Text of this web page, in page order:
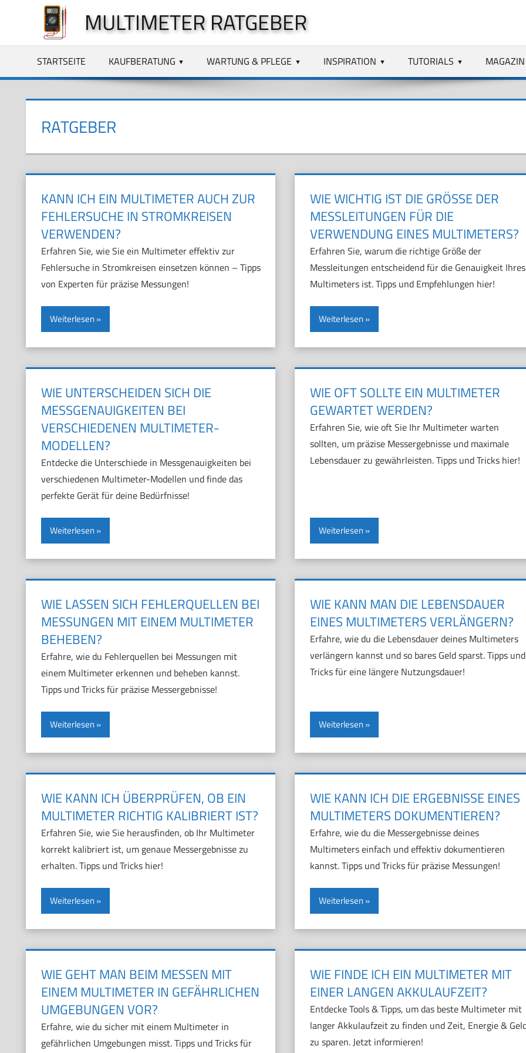
springen
MULTIMETER RATGEBER
STARTSEITE KAUFBERATUNG WARTUNG & PFLEGE INSPIRATION TUTORIALS MAGAZIN
RATGEBER
KANN ICH EIN MULTIMETER AUCH ZUR
FEHLERSUCHE IN STROMKREISEN
VERWENDEN?
Erfahren Sie, wie Sie ein Multimeter effektiv zur
Fehlersuche in Stromkreisen einsetzen können – Tipps
von Experten für präzise Messungen!
Weiterlesen
WIE WICHTIG IST DIE GRÖSSE DER M
ESSLEITUNGEN FÜR DIE V
ERWENDUNG EINES MULTIMETERS?
Erfahren Sie, warum die richtige Größe der
Messleitungen entscheidend für die Genauigkeit Ihres
Multimeters ist. Tipps und Empfehlungen hier!
Weiterlesen
WIE UNTERSCHEIDEN SICH DIE
MESSGENAUIGKEITEN BEI
VERSCHIEDENEN MULTIMETER-
MODELLEN?
Entdecke die Unterschiede in Messgenauigkeiten bei
verschiedenen Multimeter-Modellen und finde das
perfekte Gerät für deine Bedürfnisse!
Weiterlesen
WIE OFT SOLLTE EIN MULTIMETER
GEWARTET WERDEN?
Erfahren Sie, wie oft Sie Ihr Multimeter warten
sollten, um präzise Messergebnisse und maximale
Lebensdauer zu gewährleisten. Tipps und Tricks hier!
Weiterlesen
WIE LASSEN SICH FEHLERQUELLEN BEI
MESSUNGEN MIT EINEM MULTIMETER
BEHEBEN?
Erfahre, wie du Fehlerquellen bei Messungen mit
einem Multimeter erkennen und beheben kannst.
Tipps und Tricks für präzise Messergebnisse!
Weiterlesen
WIE KANN MAN DIE LEBENSDAUER
EINES MULTIMETERS VERLÄNGERN?
Erfahre, wie du die Lebensdauer deines Multimeters
verlängern kannst und so bares Geld sparst. Tipps und
Tricks für eine längere Nutzungsdauer!
Weiterlesen
WIE KANN ICH ÜBERPRÜFEN, OB EIN
MULTIMETER RICHTIG KALIBRIERT IST?
Erfahren Sie, wie Sie herausfinden, ob Ihr Multimeter
korrekt kalibriert ist, um genaue Messergebnisse zu
erhalten. Tipps und Tricks hier!
Weiterlesen
WIE KANN ICH DIE ERGEBNISSE EINES
MULTIMETERS DOKUMENTIEREN?
Erfahre, wie du die Messergebnisse deines
Multimeters einfach und effektiv dokumentieren
kannst. Tipps und Tricks für präzise Messungen!
Weiterlesen
WIE GEHT MAN BEIM MESSEN MIT
EINEM MULTIMETER IN GEFÄHRLICHEN
UMGEBUNGEN VOR?
Erfahre, wie du sicher mit einem Multimeter in
gefährlichen Umgebungen misst. Tipps und Tricks für
WIE FINDE ICH EIN MULTIMETER MIT
EINER LANGEN AKKULAUFZEIT?
Entdecke Tools & Tipps, um das beste Multimeter mit
langer Akkulaufzeit zu finden und Zeit, Energie &
zu sparen. Jetzt informieren!